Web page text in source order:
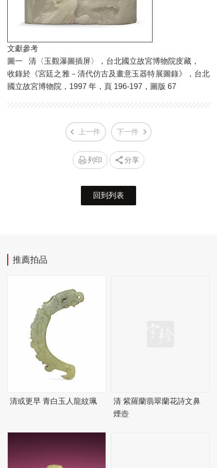
文獻參考
圖一 清〈玉觀瀑圖插屏〉，台北國立故宮博物院庋藏，
收錄於《宮廷之雅－清代仿古及畫意玉器特展圖錄》，台北
國立故宮博物院，1997 年，頁 196-197，圖版 67
上一件 下一件
列印 分享
回到列表
推薦拍品
清或更早 青白玉人龍紋珮
清 紫羅蘭翡翠蘭花詩文鼻
煙壺